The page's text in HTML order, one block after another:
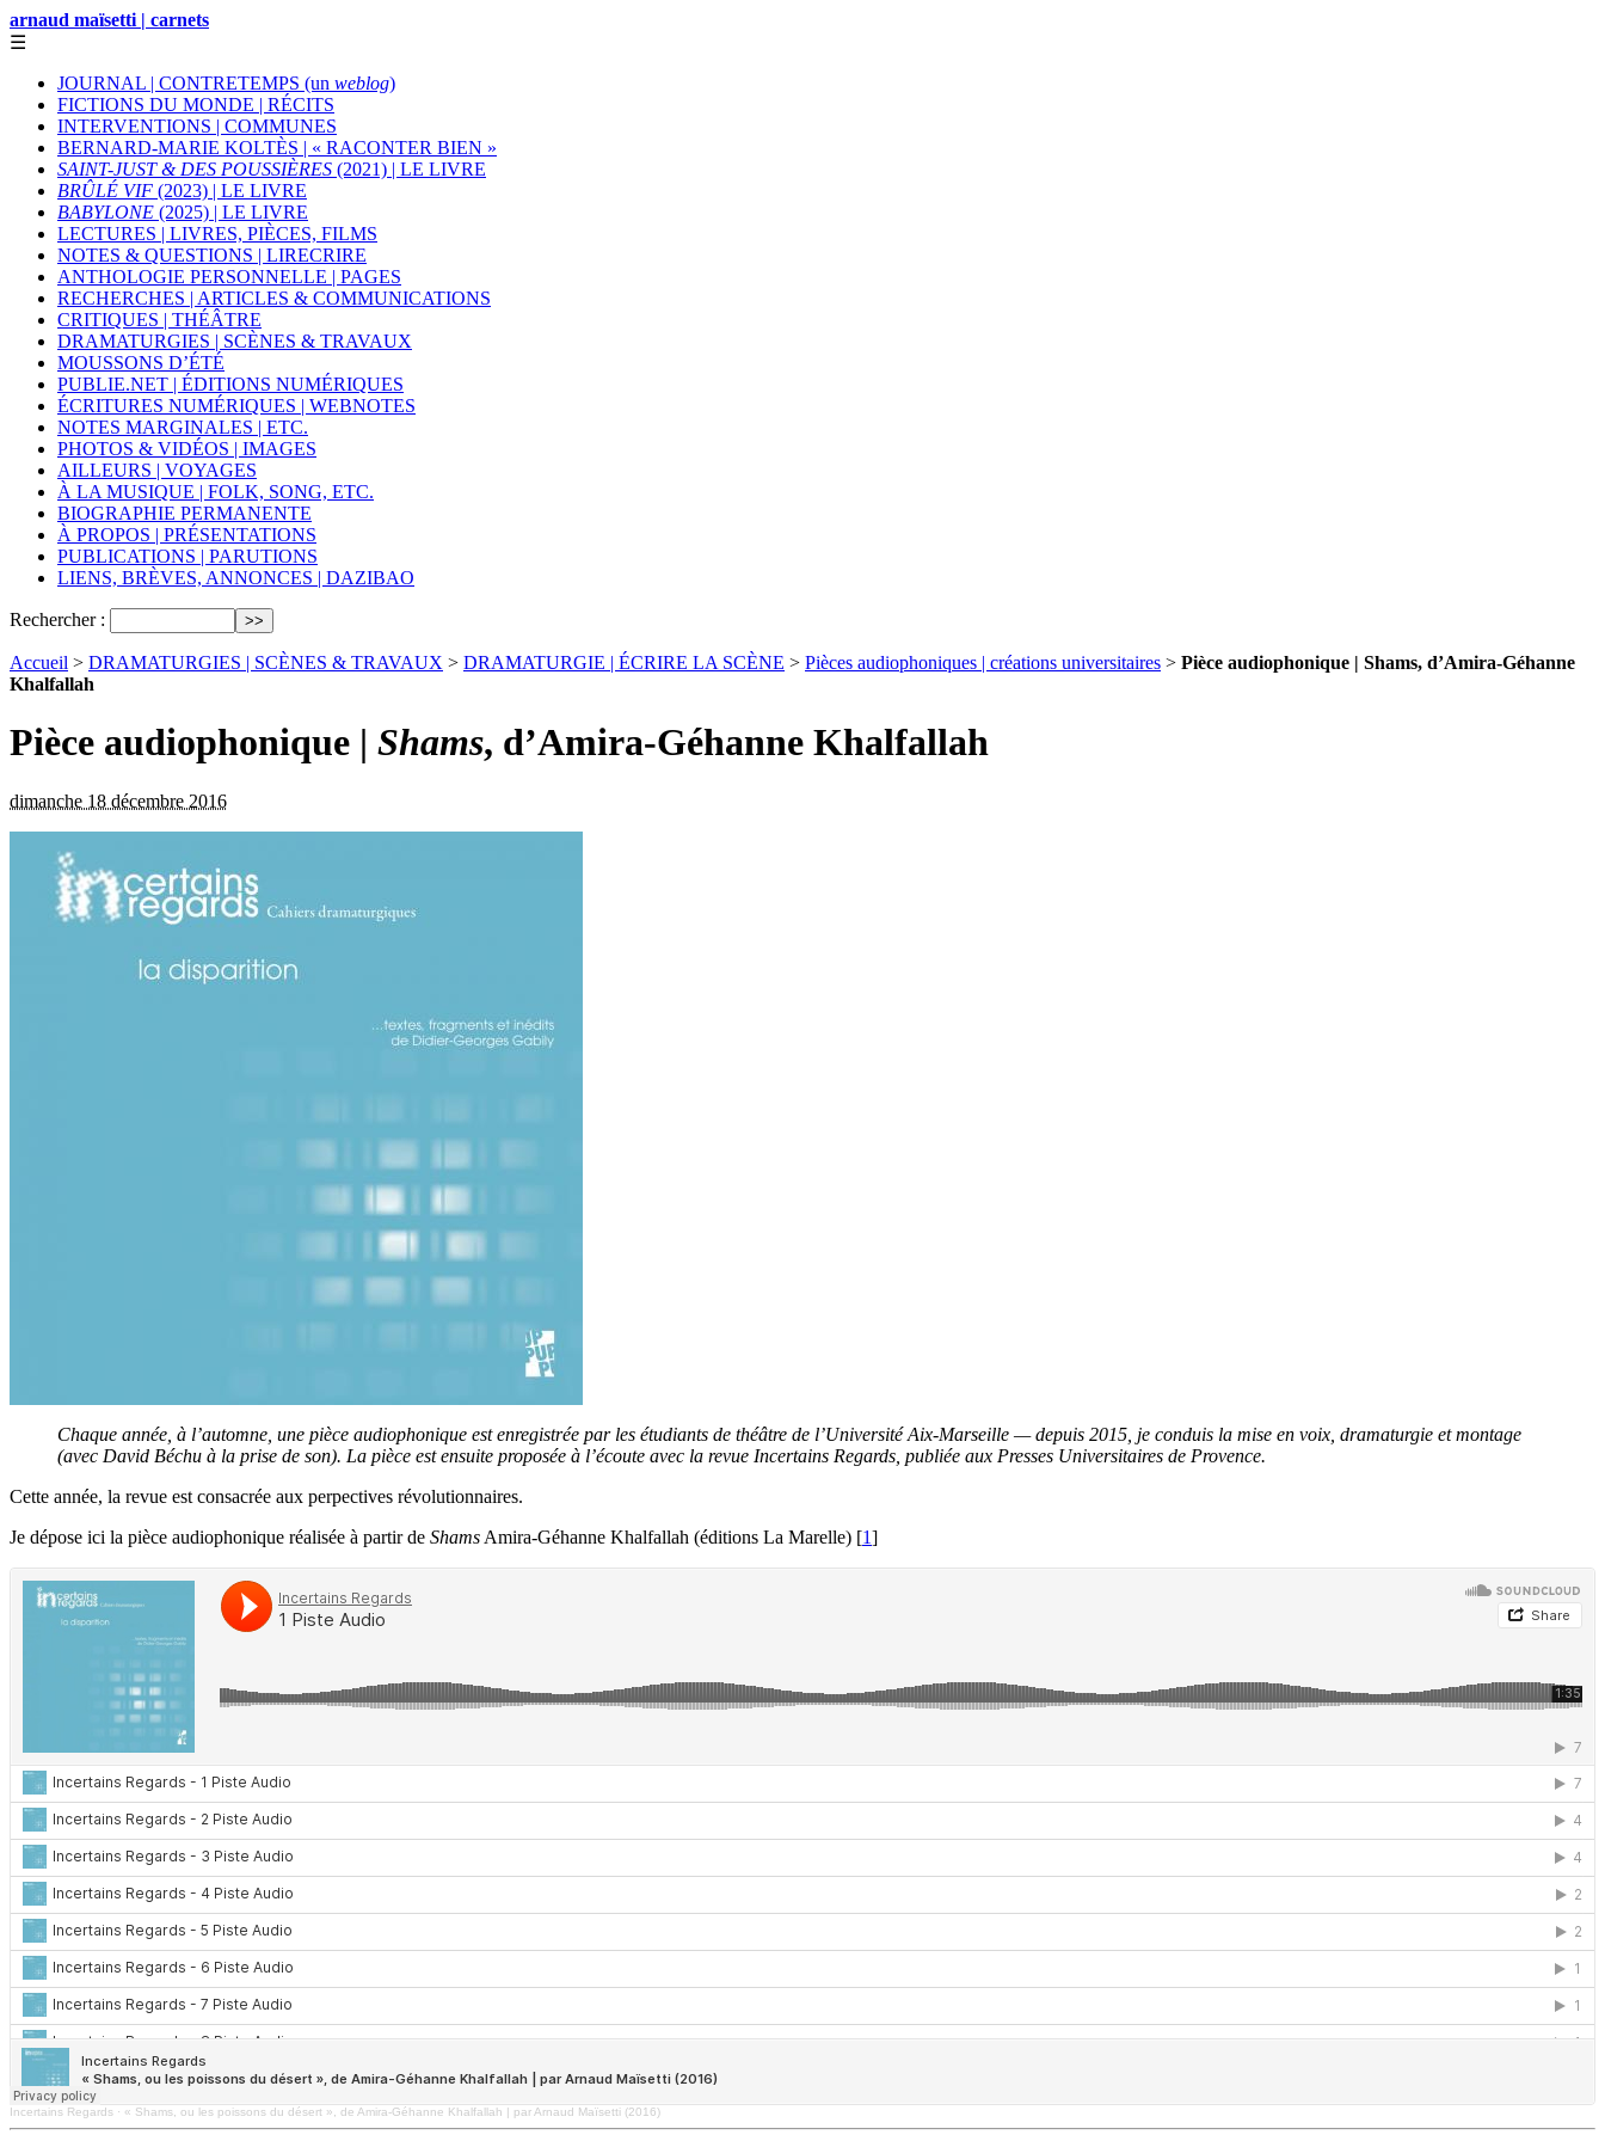
arnaud maïsetti | carnets
☰
JOURNAL | CONTRETEMPS (un weblog)
FICTIONS DU MONDE | RÉCITS
INTERVENTIONS | COMMUNES
BERNARD-MARIE KOLTÈS | « RACONTER BIEN »
SAINT-JUST & DES POUSSIÈRES (2021) | LE LIVRE
BRÛLÉ VIF (2023) | LE LIVRE
BABYLONE (2025) | LE LIVRE
LECTURES | LIVRES, PIÈCES, FILMS
NOTES & QUESTIONS | LIRECRIRE
ANTHOLOGIE PERSONNELLE | PAGES
RECHERCHES | ARTICLES & COMMUNICATIONS
CRITIQUES | THÉÂTRE
DRAMATURGIES | SCÈNES & TRAVAUX
MOUSSONS D’ÉTÉ
PUBLIE.NET | ÉDITIONS NUMÉRIQUES
ÉCRITURES NUMÉRIQUES | WEBNOTES
NOTES MARGINALES | ETC.
PHOTOS & VIDÉOS | IMAGES
AILLEURS | VOYAGES
À LA MUSIQUE | FOLK, SONG, ETC.
BIOGRAPHIE PERMANENTE
À PROPOS | PRÉSENTATIONS
PUBLICATIONS | PARUTIONS
LIENS, BRÈVES, ANNONCES | DAZIBAO
Rechercher :
Accueil > DRAMATURGIES | SCÈNES & TRAVAUX > DRAMATURGIE | ÉCRIRE LA SCÈNE > Pièces audiophoniques | créations universitaires > Pièce audiophonique | Shams, d’Amira-Géhanne
Khalfallah
Pièce audiophonique | Shams, d’Amira-Géhanne Khalfallah
dimanche 18 décembre 2016
Chaque année, à l’automne, une pièce audiophonique est enregistrée par les étudiants de théâtre de l’Université Aix-Marseille — depuis 2015, je conduis la mise en voix, dramaturgie et montage
(avec David Béchu à la prise de son). La pièce est ensuite proposée à l’écoute avec la revue Incertains Regards, publiée aux Presses Universitaires de Provence.
Cette année, la revue est consacrée aux perpectives révolutionnaires.
Je dépose ici la pièce audiophonique réalisée à partir de Shams Amira-Géhanne Khalfallah (éditions La Marelle) [1]
Incertains Regards · « Shams, ou les poissons du désert », de Amira-Géhanne Khalfallah | par Arnaud Maïsetti (2016)